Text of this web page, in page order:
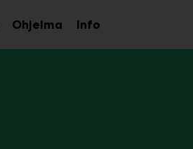
Ohjelma InfoAvaa
alavalikko